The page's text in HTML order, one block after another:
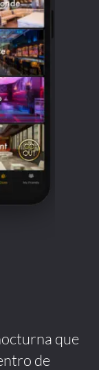
que
de